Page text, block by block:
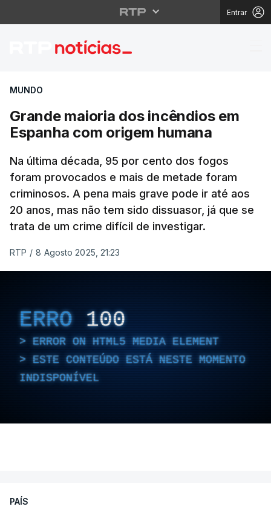
Entrar
Grande maioria dos
MUNDO
Grande maioria dos incêndios em
Espanha com origem humana
Na última década, 95 por cento dos fogos
foram provocados e mais de metade foram
criminosos. A pena mais grave pode ir até aos
20 anos, mas não tem sido dissuasor, já que se
trata de um crime difícil de investigar.
RTP / 8 Agosto 2025, 21:23
ERRO 100
ERROR ON HTML5 MEDIA ELEMENT
ESTE CONTEÚDO ESTÁ NESTE MOMENTO
INDISPONÍVEL
PAÍS